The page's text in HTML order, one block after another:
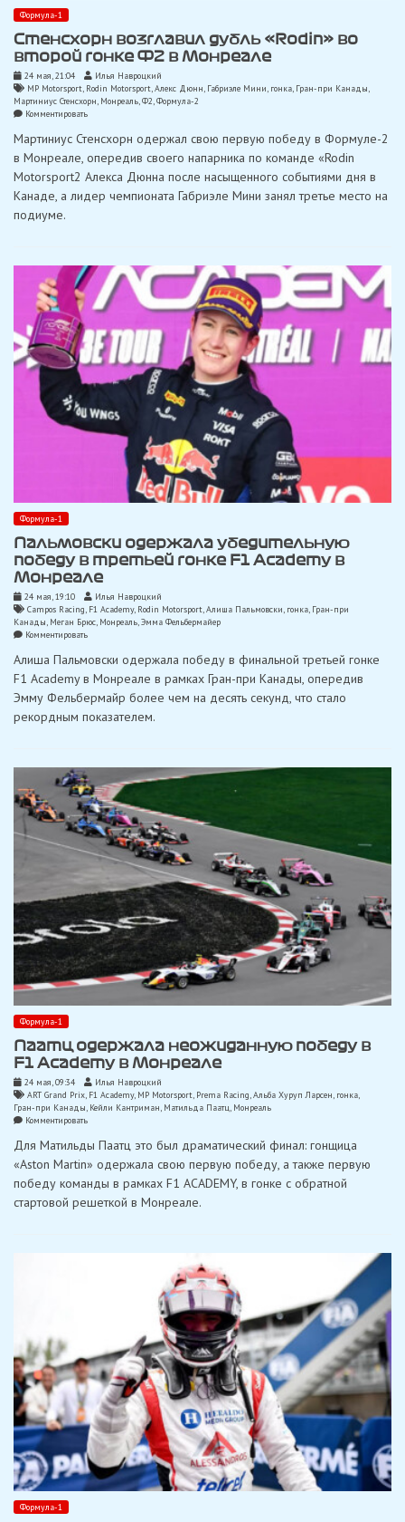
Формула-1
Стенсхорн возглавил дубль «Rodin» во
второй гонке Ф2 в Монреале
24 мая, 21:04
Илья Навроцкий
MP Motorsport, Rodin Motorsport,Алекс Дюнн, Габриэле Мини, гонка, Гран-при Канады
Мартиниус Стенсхорн, Монреаль,Ф2,Формула-2
Комментироватьon
возглавил
«Rodin»
во
гонке
Мартиниус Стенсхорн одержал свою первую победу в Формуле-2
в Монреале, опередив своего напарника по команде «Rodin
Motorsport2 Алекса Дюнна после насыщенного событиями дня в
Канаде, а лидер чемпионата Габриэле Мини занял третье место на
подиуме.
Формула-1
Пальмовски одержала убедительную
победу в третьей гонке F1 Academy в
Монреале
24 мая, 19:10
Илья Навроцкий
Campos Racing, F1 Academy, Rodin Motorsport,Алиша Пальмовски, гонка, Гран-при
Канады, Меган Брюс, Монреаль,Эмма Фельбермайер
Комментироватьon
одержала
убедительную
победу
в
гонке
Монреале
Алиша Пальмовски одержала победу в финальной третьей гонке
F1 Academy в Монреале в рамках Гран-при Канады, опередив
Эмму Фельбермайр более чем на десять секунд, что стало
рекордным показателем.
Формула-1
Паатц одержала неожиданную победу в
F1 Academy в Монреале
24 мая, 09:34
Илья Навроцкий
ART Grand Prix, F1 Academy, MP Motorsport, Prema Racing,Альба Хуруп Ларсен, гонка
Гран-при Канады, Кейли Кантриман, Матильда Паатц, Монреаль
Комментироватьon
одержала
победу
в
Academy
Для Матильды Паатц это был драматический финал: гонщица
«Aston Martin» одержала свою первую победу, а также первую
победу команды в рамках F1 ACADEMY, в гонке с обратной
стартовой решеткой в ​​Монреале.
Формула-1